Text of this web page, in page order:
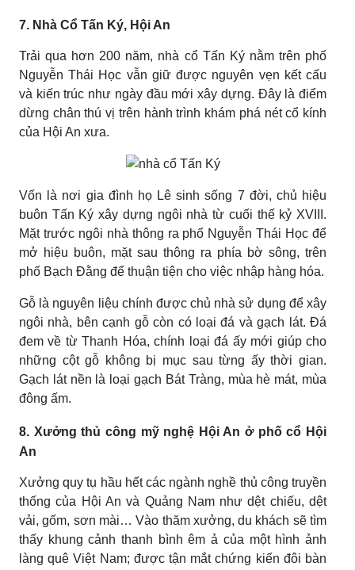
7. Nhà Cổ Tấn Ký, Hội An
Trải qua hơn 200 năm, nhà cổ Tấn Ký nằm trên phố
Nguyễn Thái Học vẫn giữ được nguyên vẹn kết cấu
và kiến trúc như ngày đầu mới xây dựng. Đây là điểm
dừng chân thú vị trên hành trình khám phá nét cổ kính
của Hội An xưa.
Vốn là nơi gia đình họ Lê sinh sống 7 đời, chủ hiệu
buôn Tấn Ký xây dựng ngôi nhà từ cuối thế kỷ XVIII.
Mặt trước ngôi nhà thông ra phố Nguyễn Thái Học để
mở hiệu buôn, mặt sau thông ra phía bờ sông, trên
phố Bạch Đằng để thuận tiện cho việc nhập hàng hóa.
Gỗ là nguyên liệu chính được chủ nhà sử dụng để xây
ngôi nhà, bên cạnh gỗ còn có loại đá và gạch lát. Đá
đem về từ Thanh Hóa, chính loại đá ấy mới giúp cho
những cột gỗ không bị mục sau từng ấy thời gian.
Gạch lát nền là loại gạch Bát Tràng, mùa hè mát, mùa
đông ấm.
8. Xưởng thủ công mỹ nghệ Hội An ở phố cổ Hội
An
Xưởng quy tụ hầu hết các ngành nghề thủ công truyền
thống của Hội An và Quảng Nam như dệt chiếu, dệt
vải, gốm, sơn mài… Vào thăm xưởng, du khách sẽ tìm
thấy khung cảnh thanh bình êm ả của một hình ảnh
làng quê Việt Nam; được tận mắt chứng kiến đôi bàn